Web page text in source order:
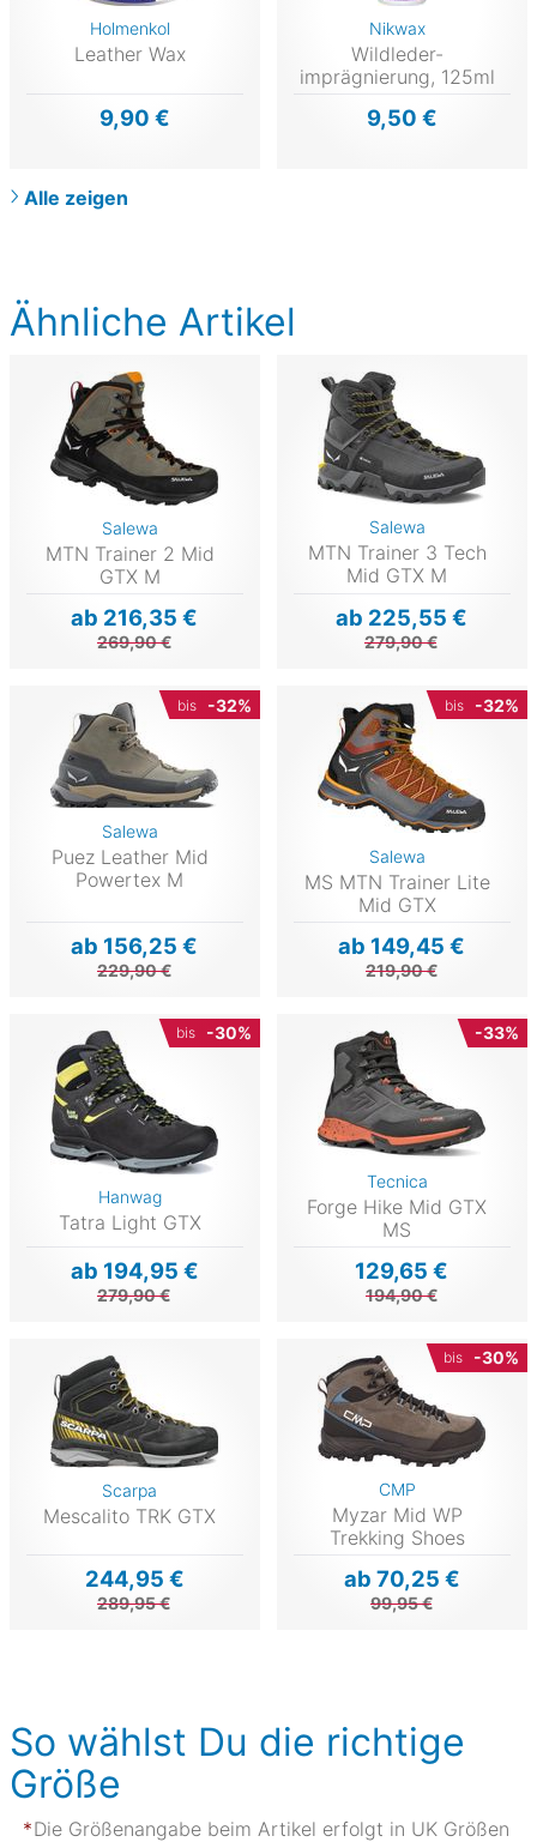
Ähnliche Artikel
Salewa
MTN Trainer 2 Mid
GTX M
ab 216,35 €
269,90 €
Salewa
MTN Trainer 3 Tech
Mid GTX M
ab 225,55 €
279,90 €
bis -32%
Salewa
Puez Leather Mid
Powertex M
ab 156,25 €
229,90 €
bis -32%
Salewa
MS MTN Trainer Lite
Mid GTX
ab 149,45 €
219,90 €
bis -30%
Hanwag
Tatra Light GTX
ab 194,95 €
279,90 €
-33%
Tecnica
Forge Hike Mid GTX
MS
129,65 €
194,90 €
Scarpa
Mescalito TRK GTX
244,95 €
289,95 €
bis -30%
CMP
Myzar Mid WP
Trekking Shoes
ab 70,25 €
99,95 €
Holmenkol
Leather Wax
9,90 €
Nikwax
Wildleder-
imprägnierung, 125ml
9,50 €
Alle zeigen
So wählst Du die richtige
Größe
Die Größenangabe beim Artikel erfolgt in UK Größen